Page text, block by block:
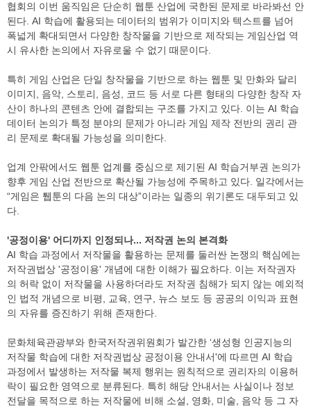
협회의 이번 움직임은 단순히 웹툰 산업에 국한된 문제로 바라봐선 안
된다. AI 학습에 활용되는 데이터의 범위가 이미지와 텍스트를 넘어
폭넓게 확대되면서 다양한 창작물을 기반으로 제작되는 게임산업 역
시 유사한 논의에서 자유로울 수 없기 때문이다.
특히 게임 산업은 단일 창작물을 기반으로 하는 웹툰 및 만화와 달리
이미지, 음악, 스토리, 음성, 코드 등 서로 다른 형태의 다양한 창작 자
산이 하나의 콘텐츠 안에 결합되는 구조를 가지고 있다. 이는 AI 학습
데이터 논의가 특정 분야의 문제가 아니라 게임 제작 전반의 권리 관
리 문제로 확대될 가능성을 의미한다.
업계 안팎에서도 웹툰 업계를 중심으로 제기된 AI 학습거부권 논의가
향후 게임 산업 전반으로 확산될 가능성에 주목하고 있다. 일각에서는
“게임은 퉵툰의 다음 논의 대상”이라는 일종의 위기론도 대두되고 있
다.
'공정이용' 어디까지 인정되나... 저작권 논의 본격화
AI 학습 과정에서 저작물을 활용하는 문제를 둘러싼 논쟁의 핵심에는
저작권법상 '공정이용' 개념에 대한 이해가 필요하다. 이는 저작권자
의 허락 없이 저작물을 사용하더라도 저작권 침해가 되지 않는 예외적
인 법적 개념으로 비평, 교육, 연구, 뉴스 보도 등 공공의 이익과 표현
의 자유를 증진하기 위해 존재한다.
문화체육관광부와 한국저작권위원회가 발간한 ‘생성형 인공지능의
저작물 학습에 대한 저작권법상 공정이용 안내서'에 따르면 AI 학습
과정에서 발생하는 저작물 복제 행위는 원칙적으로 권리자의 이용허
락이 필요한 영역으로 분류된다. 특히 해당 안내서는 사실이나 정보
전달을 목적으로 하는 저작물에 비해 소설, 영화, 미술, 음악 등 그 자